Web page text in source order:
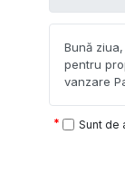
Sunt de